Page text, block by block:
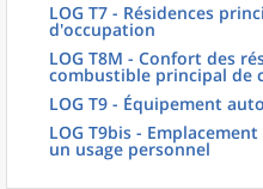
LOG T7 - Résidences
d'occupation
LOG T8M - Confort des
combustible principal de
LOG T9 - Équipement
LOG T9bis -
un usage personnel